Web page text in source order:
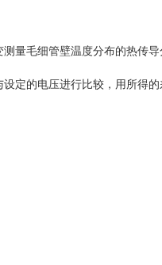
量毛细管壁温度分布的热传导
定的电压进行比较，用所得